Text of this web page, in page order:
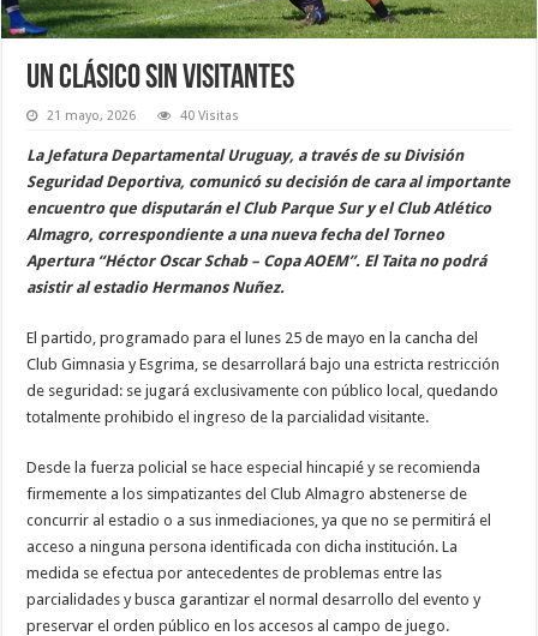
Un clásico sin visitantes
21 mayo, 2026 40 Visitas
La Jefatura Departamental Uruguay, a través de su División
Seguridad Deportiva, comunicó su decisión de cara al importante
encuentro que disputarán el Club Parque Sur y el Club Atlético
Almagro, correspondiente a una nueva fecha del Torneo
Apertura “Héctor Oscar Schab – Copa AOEM”. El Taita no podrá
asistir al estadio Hermanos Nuñez.
El partido, programado para el lunes 25 de mayo en la cancha del
Club Gimnasia y Esgrima, se desarrollará bajo una estricta restricción
de seguridad: se jugará exclusivamente con público local, quedando
totalmente prohibido el ingreso de la parcialidad visitante.
Desde la fuerza policial se hace especial hincapié y se recomienda
firmemente a los simpatizantes del Club Almagro abstenerse de
concurrir al estadio o a sus inmediaciones, ya que no se permitirá el
acceso a ninguna persona identificada con dicha institución. La
medida se efectua por antecedentes de problemas entre las
parcialidades y busca garantizar el normal desarrollo del evento y
preservar el orden público en los accesos al campo de juego.